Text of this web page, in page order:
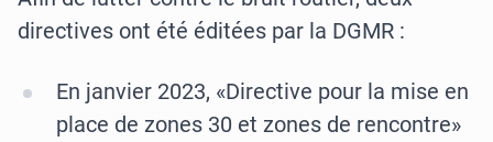
directives ont été éditées par la DGMR :
En janvier 2023, «Directive pour la mise en
place de zones 30 et zones de rencontre»